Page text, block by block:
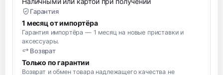
Гарантия
1 месяц от импортёра
Гарантия импортёра — 1 месяц на новые приставки и
аксессуары.
Возврат
Только по гарантии
Возврат и обмен товара надлежащего качества не